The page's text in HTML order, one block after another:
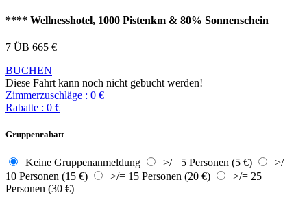
**** Wellnesshotel, 1000 Pistenkm & 80% Sonnenschein
7 ÜB 665 €
BUCHEN
Diese Fahrt kann noch nicht gebucht werden!
Zimmerzuschläge : 0 €
Rabatte : 0 €
Gruppenrabatt
Keine Gruppenanmeldung >/= 5 Personen (5 €)
>/=
10 Personen (15 €)
>/= 15 Personen (20 €)
>/= 25
Personen (30 €)